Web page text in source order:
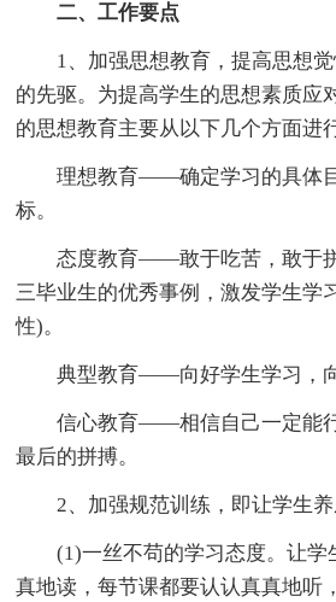
二、工作要点
1、加强思想教育，提高思想觉
的先驱。为提高学生的思想素质应
的思想教育主要从以下几个方面进
理想教育——确定学习的具体目
标。
态度教育——敢于吃苦，敢于拼
三毕业生的优秀事例，激发学生学
性)。
典型教育——向好学生学习，向
信心教育——相信自己一定能行
最后的拼搏。
2、加强规范训练，即让学生养
(1)一丝不苟的学习态度。让学
真地读，每节课都要认认真真地听